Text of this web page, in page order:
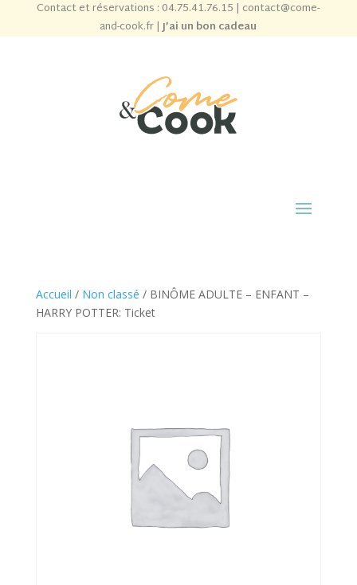
Contact et réservations : 04.75.41.76.15 | contact@come-
and-cook.fr|J’ai un bon cadeau
Accueil / Non classé / BINÔME ADULTE – ENFANT –
HARRY POTTER: Ticket